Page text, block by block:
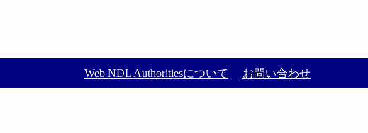
Web NDL Authoritiesについて お問い合わせ